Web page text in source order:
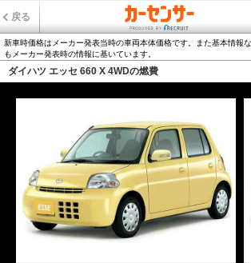
戻る
新車時価格はメーカー発表当時の車両本体価格です。また基本情報
もメーカー発表時の情報に基いています。
ダイハツ エッセ 660 X 4WDの燃費